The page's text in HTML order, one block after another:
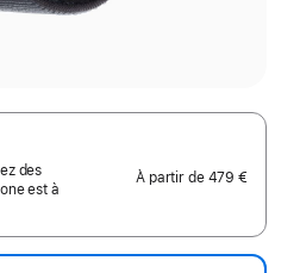
des
est à
À partir de 479 €